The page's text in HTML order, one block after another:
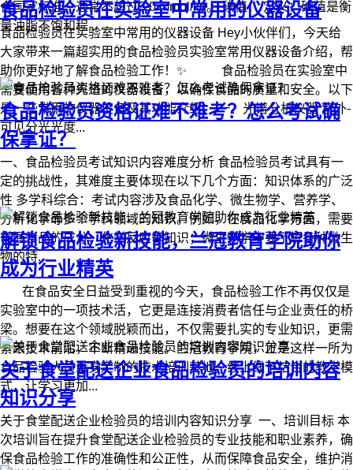
合国家标准，通常不超过3.0 mmol/kg。 碘值： 定义：碘值是衡
量油脂不饱和程...
食品检验员在实验室中常用的仪器设备
食品检验员在实验室中常用的仪器设备 Hey小伙伴们，今天给
大家带来一篇超实用的食品检验员实验室常用仪器设备介绍，帮
助你更好地了解食品检验工作！✨ 食品检验员在实验室中
需要使用各种先进的仪器设备，以确保食品的质量和安全。以下
是一些常用的仪器设备及其功能介绍： 一、光谱分析仪器 紫外-
可见分光光度...
食品检验员资格证难不难考？怎么考试确
保拿证？
一、食品检验员考试知识内容难度分析 食品检验员考试具有一
定的挑战性，其难度主要体现在以下几个方面： ​知识体系的广泛
性 多学科综合：考试内容涉及食品化学、微生物学、营养学、
分析化学等多个学科领域的知识。例如，在食品化学方面，需要
掌握食品的成分、化学反应等知识；微生物学中要了解各种微生
物的特...
解锁食品检验新技能，兰冠教育学院助你
成为行业精英
在食品安全日益受到重视的今天，食品检验工作不再仅仅是
实验室中的一项技术活，它更是连接消费者信任与企业责任的桥
梁。想要在这个领域脱颖而出，不仅需要扎实的专业知识，更需
紧跟技术前沿，不断精进技能。兰冠教育学院，正是这样一所为
食品检验人员量身定制的技术培训基地，线上线下结合的教学模
式，让学习更加...
关于食堂配送企业食品检验员的培训内容
知识分享
关于食堂配送企业检验员的培训内容知识分享 一、培训目标 本
次培训旨在提升食堂配送企业检验员的专业技能和职业素养，确
保食品检验工作的准确性和公正性，从而保障食品安全，维护消